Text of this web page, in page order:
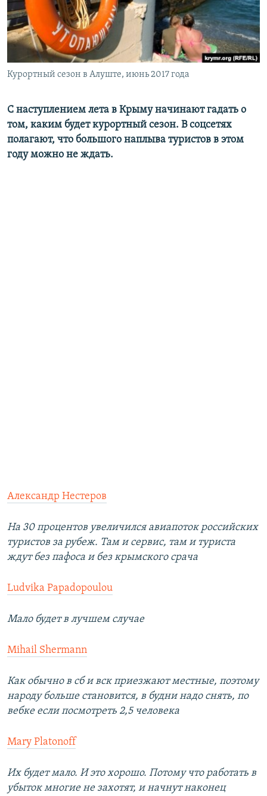
ПОБЕДИТЕЛЕЙ НЕ СУДЯТ?
КРЫМ.НЕПОКОРЕННЫЙ
ELIFBE
УКРАИНСКАЯ ПРОБЛЕМА КРЫМА
ПРИСОЕДИНЯЙТЕСЬ!
Курортный сезон в Алуште, июнь 2017 года
С наступлением лета в Крыму начинают гадать о
том, каким будет курортный сезон. В соцсетях
полагают, что большого наплыва туристов в этом
году можно не ждать.
Александр Нестеров
На 30 процентов увеличился авиапоток российских
туристов за рубеж. Там и сервис, там и туриста
ждут без пафоса и без крымского срача
Ludvika Papadopoulou
Мало будет в лучшем случае
Mihail Shermann
Как обычно в сб и вск приезжают местные, поэтому
народу больше становится, в будни надо снять, по
вебке если посмотреть 2,5 человека
Mary Platonoff
Их будет мало. И это хорошо. Потому что работать в
убыток многие не захотят, и начнут наконец